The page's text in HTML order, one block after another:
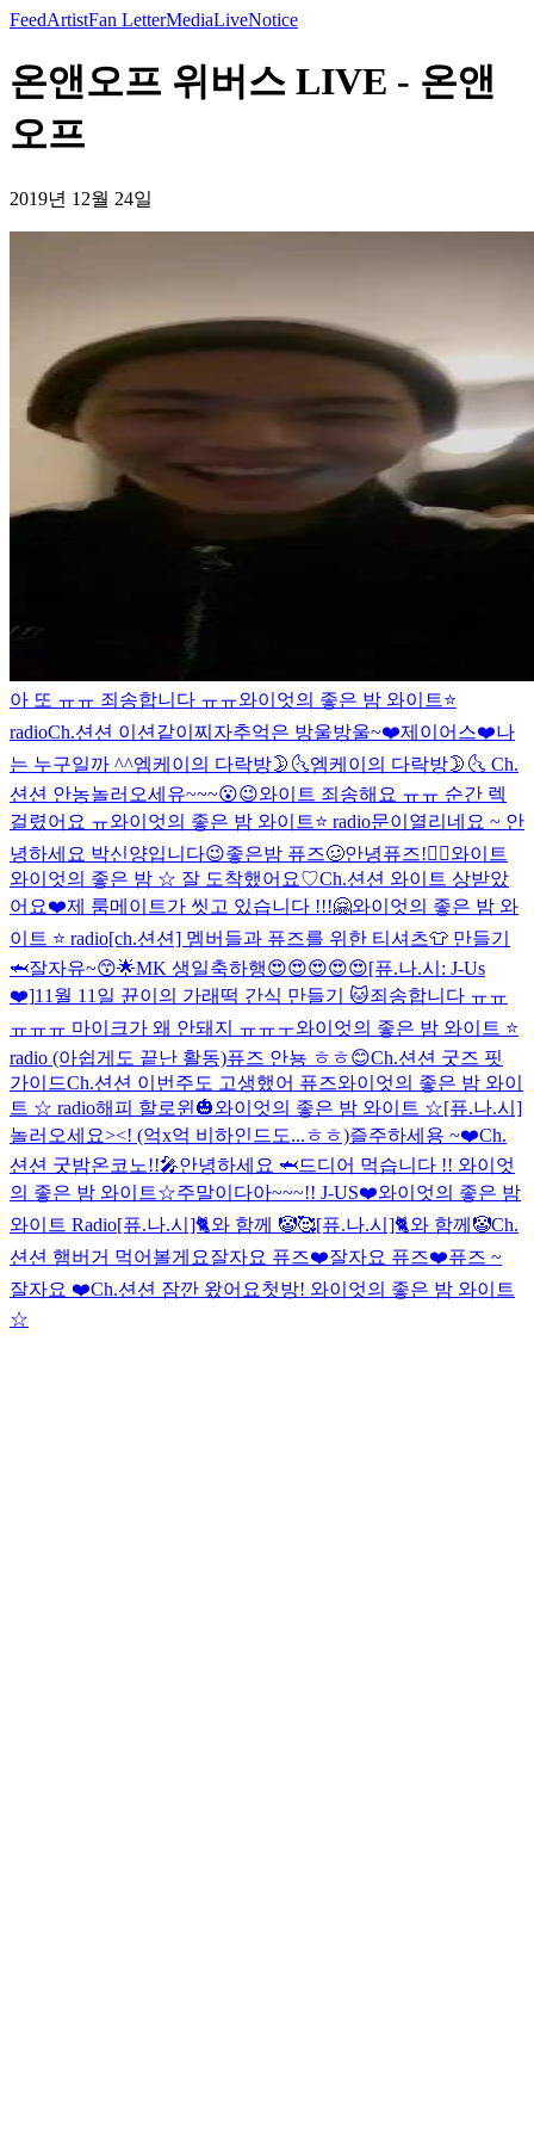
FeedArtistFan LetterMediaLiveNotice
온앤오프 위버스 LIVE - 온앤
오프
2019년 12월 24일
아 또 ㅠㅠ 죄송합니다 ㅠㅠ와이엇의 좋은 밤 와이트⭐️
radioCh.션션 이션같이찌자추억은 방울방울~❤️제이어스❤️나
는 누구일까 ^^엠케이의 다락방🌛🌜엠케이의 다락방🌛🌜 Ch.
션션 안농놀러오세유~~~😮😉와이트 죄송해요 ㅠㅠ 순간 렉
걸렸어요 ㅠ와이엇의 좋은 밤 와이트⭐️ radio문이열리네요 ~ 안
녕하세요 박신양입니다😉좋은밤 퓨즈🥴안녕퓨즈!👍🏻와이트
와이엇의 좋은 밤 ☆ 잘 도착했어요♡Ch.션션 와이트 상받았
어요❤️제 룸메이트가 씻고 있습니다 !!!🤗와이엇의 좋은 밤 와
이트 ⭐️ radio[ch.션션] 멤버들과 퓨즈를 위한 티셔츠👕 만들기
🦈잘자유~😙🌟MK 생일축하행😍😍😍😍😍[퓨.나.시: J-Us
❤️]11월 11일 뀬이의 가래떡 간식 만들기 🐱죄송합니다 ㅠㅠ
ㅠㅠㅠ 마이크가 왜 안돼지 ㅠㅠㅜ와이엇의 좋은 밤 와이트 ⭐️
radio (아쉽게도 끝난 활동)퓨즈 안뇽 ㅎㅎ😊Ch.션션 굿즈 핏
가이드Ch.션션 이번주도 고생했어 퓨즈와이엇의 좋은 밤 와이
트 ☆ radio해피 할로윈🎃와이엇의 좋은 밤 와이트 ☆[퓨.나.시]
놀러오세요><! (억x억 비하인드도...ㅎㅎ)즐주하세용 ~❤️Ch.
션션 굿밤온코노!!🎤안녕하세요 🦈드디어 먹습니다 !! 와이엇
의 좋은 밤 와이트☆주말이다아~~~!! J-US❤️와이엇의 좋은 밤
와이트 Radio[퓨.나.시]🐈와 함께 🤡🥰[퓨.나.시]🐈와 함께🤡Ch.
션션 햄버거 먹어볼게요잘자요 퓨즈❤️잘자요 퓨즈❤️퓨즈 ~
잘자요 ❤️Ch.션션 잠깐 왔어요첫방! 와이엇의 좋은 밤 와이트
☆